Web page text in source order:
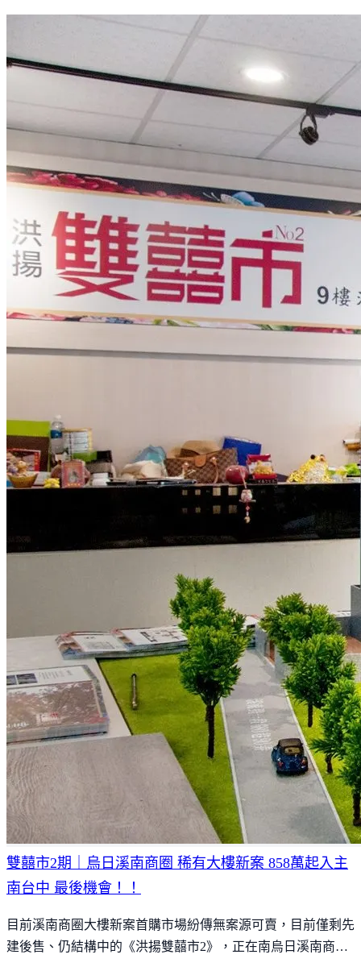
雙囍市2期｜烏日溪南商圈 稀有大樓新案 858萬起入主
南台中 最後機會！！
目前溪南商圈大樓新案首購市場紛傳無案源可賣，目前僅剩先
建後售、仍結構中的《洪揚雙囍市2》，正在南烏日溪南商圈